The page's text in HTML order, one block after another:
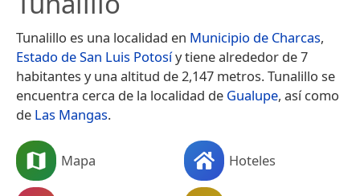
Tunalillo es una localidad en Municipio de Charcas,
Estado de San Luis Potosíy tiene alrededor de 7
habitantes y una altitud de 2,147 metros. Tunalillo se
encuentra cerca de la localidad de Gualupe, así como
de Las Mangas.
Mapa Hoteles